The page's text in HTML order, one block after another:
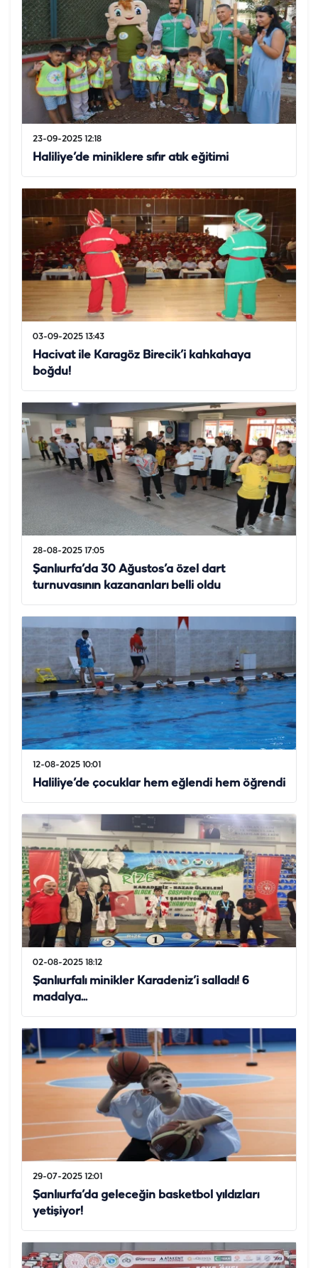
23-09-2025 12:18
Haliliye’de miniklere sıfır atık eğitimi
03-09-2025 13:43
Hacivat ile Karagöz Birecik’i kahkahaya
boğdu!
28-08-2025 17:05
Şanlıurfa’da 30 Ağustos’a özel dart
turnuvasının kazananları belli oldu
12-08-2025 10:01
Haliliye’de çocuklar hem eğlendi hem öğrendi
02-08-2025 18:12
Şanlıurfalı minikler Karadeniz’i salladı! 6
madalya...
29-07-2025 12:01
Şanlıurfa’da geleceğin basketbol yıldızları
yetişiyor!